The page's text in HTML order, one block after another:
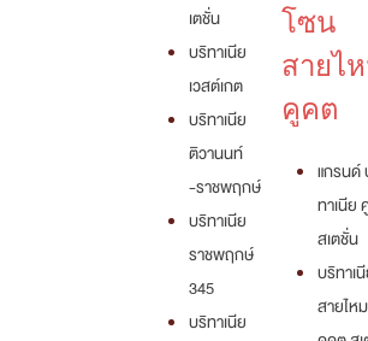
เตชั่น
บริทาเนีย
เวสต์เกต
บริทาเนีย
ติวานนท์
-ราชพฤกษ์
บริทาเนีย
ราชพฤกษ์
345
บริทาเนีย
โซน
สายไ
คูคต
แกรนด์
ทาเนีย
สเตชั่น
บริทาเ
สายไห